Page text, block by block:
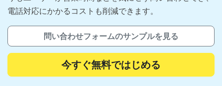
電話対応にかかるコストも削減できます。
問い合わせフォームのサンプルを見る
今すぐ無料ではじめる